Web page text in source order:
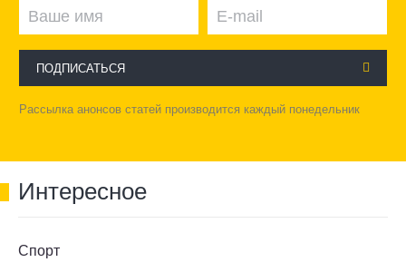
ПОДПИСАТЬСЯ
Рассылка анонсов статей производится каждый понедельник
Интересное
Спорт